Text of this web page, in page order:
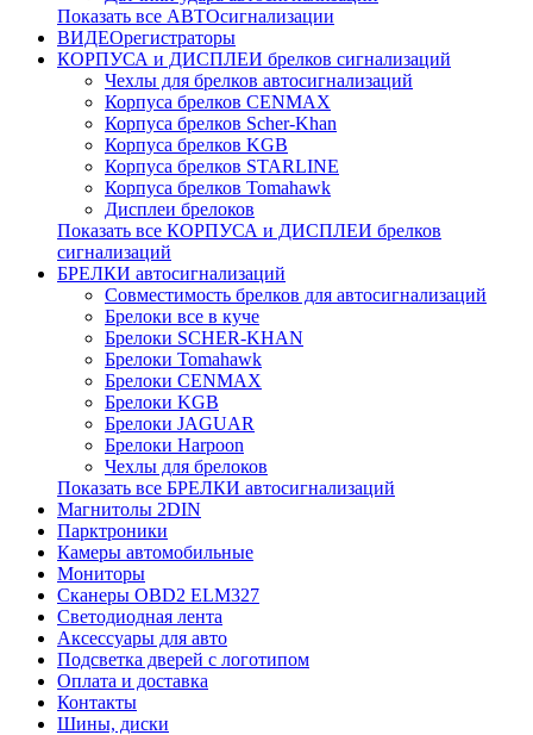
Показать все АВТОсигнализации
ВИДЕОрегистраторы
КОРПУСА и ДИСПЛЕИ брелков сигнализаций
Чехлы для брелков автосигнализаций
Корпуса брелков CENMAX
Корпуса брелков Scher-Khan
Корпуса брелков KGB
Корпуса брелков STARLINE
Корпуса брелков Tomahawk
Дисплеи брелоков
Показать все КОРПУСА и ДИСПЛЕИ брелков
сигнализаций
БРЕЛКИ автосигнализаций
Совместимость брелков для автосигнализаций
Брелоки все в куче
Брелоки SCHER-KHAN
Брелоки Tomahawk
Брелоки CENMAX
Брелоки KGB
Брелоки JAGUAR
Брелоки Harpoon
Чехлы для брелоков
Показать все БРЕЛКИ автосигнализаций
Магнитолы 2DIN
Парктроники
Камеры автомобильные
Мониторы
Сканеры OBD2 ELM327
Светодиодная лента
Аксессуары для авто
Подсветка дверей с логотипом
Оплата и доставка
Контакты
Шины, диски